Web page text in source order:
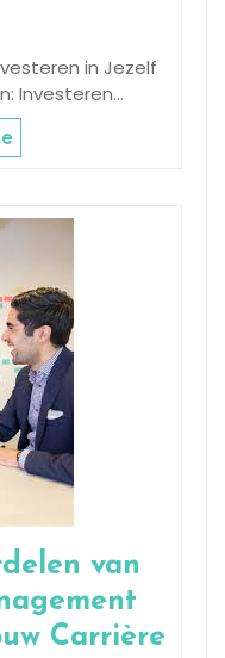
in Jezelf
Investeren…
van
Carrière